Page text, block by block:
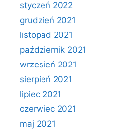
styczeń 2022
grudzień 2021
listopad 2021
październik 2021
wrzesień 2021
sierpień 2021
lipiec 2021
czerwiec 2021
maj 2021